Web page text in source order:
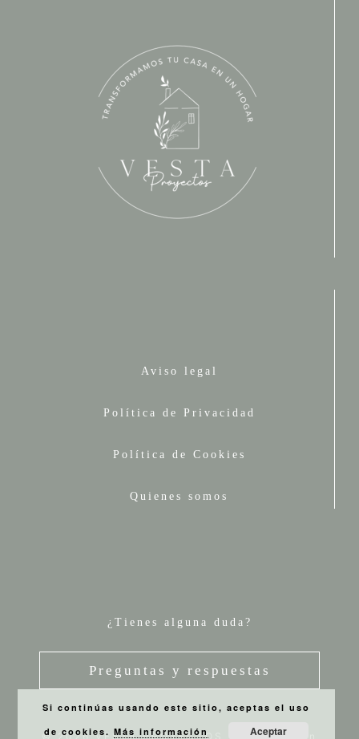
Aviso legal
Política de Privacidad
Política de Cookies
Quienes somos
¿Tienes alguna duda?
Preguntas y respuestas
© 2026 VESTA PROYECTOS • Creado con
Si continúas usando este sitio, aceptas el uso
de cookies.Más información Aceptar